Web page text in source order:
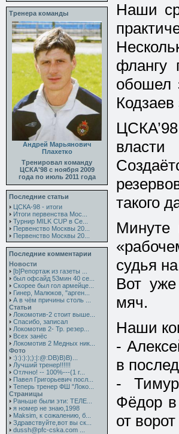
Тренера команды
Андрей Марьянович
Плахетко
Тренировал команду
ЦСКА'98 с ноября 2009
года по июль 2011 года
Последние статьи
ЦСКА-98 - итоги
Итоги первенства Мос...
Турнир MILK CUP в Се...
Первенство Москвы 20...
Первенство Москвы 20...
Последние комментарии
Новости
[b]Репортаж из газеты ...
был офсайд 53мин 40 се...
Скорее был гол армейце...
Гинер, Малюков, "арген...
А в чём причины столь ...
Статьи
Локомотив-2 стоит выше...
Спасибо, записал
Локомотив 2- Тр. резер...
Всех занёс
Локомотив 2 Медных ник...
Фото
:):):):);):|:@:DB)B)B)...
Лучший тренер!!!!!!
Отлчно! -- 100%---(1 г...
Павел Григорьевич посл...
Теперь тренер ФШ "Локо...
Страницы
Раньше были эти: ТЕЛЕ...
я номер не знаю,1998
Maksim, к сожалению, б...
Здравствуйте,вот вы ск...
dussh@pfc-cska.com ...
Наши
флангу
обошел
такого
Минуте
судья
Вот
мяч.
Наши
-
в
-
Фёдор в
от